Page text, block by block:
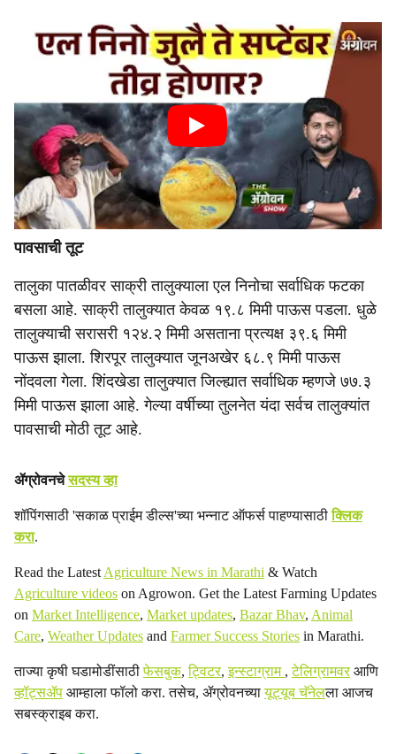
पावसाची तूट
तालुका पातळीवर साक्री तालुक्याला एल निनोचा सर्वाधिक फटका
बसला आहे. साक्री तालुक्यात केवळ १९.८ मिमी पाऊस पडला. धुळे
तालुक्याची सरासरी १२४.२ मिमी असताना प्रत्यक्ष ३९.६ मिमी
पाऊस झाला. शिरपूर तालुक्यात जूनअखेर ६८.९ मिमी पाऊस
नोंदवला गेला. शिंदखेडा तालुक्यात जिल्ह्यात सर्वाधिक म्हणजे ७७.३
मिमी पाऊस झाला आहे. गेल्या वर्षीच्या तुलनेत यंदा सर्वच तालुक्यांत
पावसाची मोठी तूट आहे.
ॲग्रोवनचेसदस्य व्हा
शॉपिंगसाठी 'सकाळ प्राईम डील्स'च्या भन्नाट ऑफर्स पाहण्यासाठीक्लिक
करा.
Read the Latest Agriculture News in Marathi & Watch
Agriculture videos on Agrowon. Get the Latest Farming Updates
on Market Intelligence, Market updates, Bazar Bhav, Animal
Care, Weather Updates and Farmer Success Stories in Marathi.
ताज्या कृषी घडामोडींसाठीफेसबुक,ट्विटर,इन्स्टाग्राम ,टेलिग्रामवरआणि
व्हॉट्सॲप आम्हाला फॉलो करा. तसेच, ॲग्रोवनच्यायूट्यूब चॅनेलला आजच
सबस्क्राइब करा.